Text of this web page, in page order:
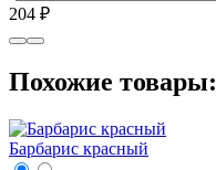
204 ₽
Похожие товары:
Барбарис красный